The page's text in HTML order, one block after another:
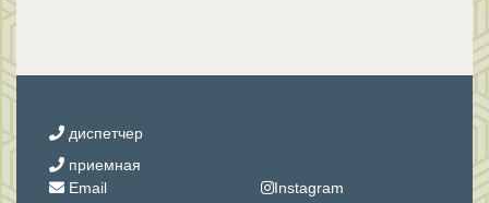
диспетчер
приемная
Email
Instagram